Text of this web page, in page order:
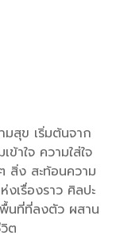
สุข เริ่มต้นจาก
าใจ ความใส่ใจ
สิ่ง สะท้อนความ
เรื่องราว ศิลปะ
นที่ที่ลงตัว ผสาน
ต